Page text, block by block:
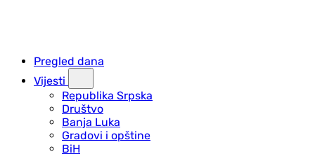
Pregled dana
Vijesti
Republika Srpska
Društvo
Banja Luka
Gradovi i opštine
BiH